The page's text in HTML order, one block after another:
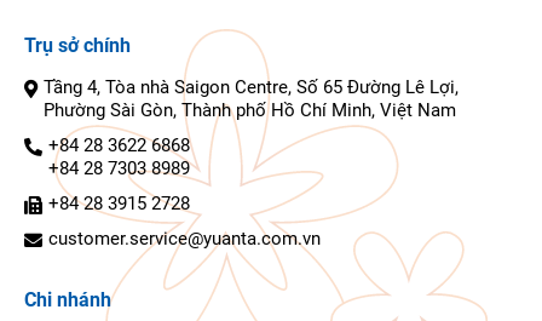
Trụ sở chính
Tầng 4, Tòa nhà Saigon Centre, Số 65 Đường Lê Lợi,
Phường Sài Gòn, Thành phố Hồ Chí Minh, Việt Nam
+84 28 3622 6868
+84 28 7303 8989
+84 28 3915 2728
customer.service@yuanta.com.vn
Chi nhánh